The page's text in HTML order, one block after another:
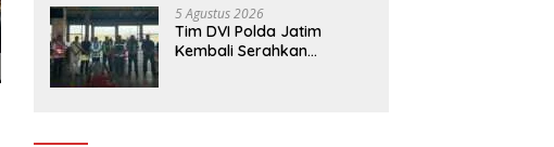
TNI
5 Agustus 2026
Tim DVI Polda Jatim
Kembali Serahkan